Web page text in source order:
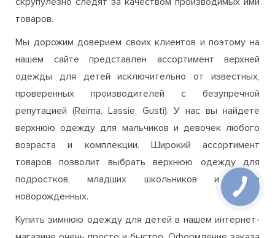
скрупулёзно следят за качеством производимых ими
товаров.
Мы дорожим доверием своих клиентов и поэтому на
нашем сайте представлен ассортимент верхней
одежды для детей исключительно от известных,
проверенных производителей с безупречной
репутацией (Reima, Lassie, Gusti). У нас вы найдете
верхнюю одежду для мальчиков и девочек любого
возраста и комплекции. Широкий ассортимент
товаров позволит выбрать верхнюю одежду для
подростков, младших школьников и даже
новорожденных.
Купить зимнюю одежду для детей в нашем интернет-